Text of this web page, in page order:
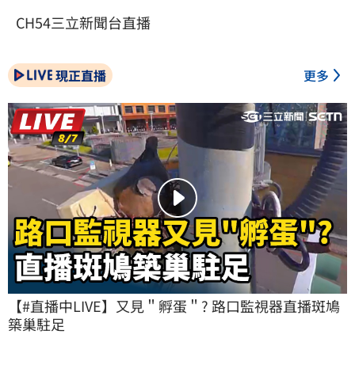
CH54三立新聞台直播
現正直播 更多
【#直播中LIVE】又見＂孵蛋＂? 路口監視器直播斑鳩
築巢駐足